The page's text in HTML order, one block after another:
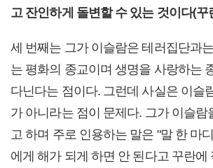
고 잔인하게 돌변할 수 있는 것이다(꾸
세 번째는 그가 이슬람은 테러집단과
는 평화의 종교이며 생명을 사랑하는
다닌다는 점이다. 그런데 사실은 이슬
가 아니라는 점이 문제다. 그가 이슬람
고 하며 주로 인용하는 말은 "말 한 마
에게 해가 되게 하면 안 된다고 꾸란에